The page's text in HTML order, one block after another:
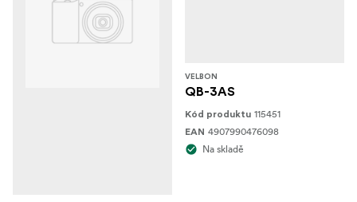
VELBON
QB-3AS
Kód produktu 115451
EAN 4907990476098
Na skladě